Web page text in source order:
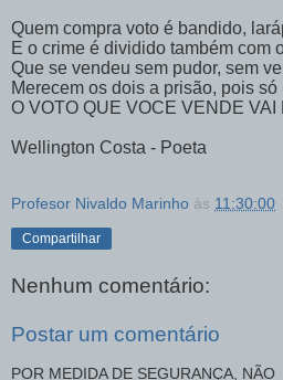
Quem compra voto é bandido,
E o crime é dividido também com
Que se vendeu sem pudor, sem
Merecem os dois a prisão, pois
O VOTO QUE VOCE VENDE
Wellington Costa - Poeta
Profesor Nivaldo Marinho às 11:30:00
Compartilhar
Nenhum comentário:
Postar um comentário
POR MEDIDA DE SEGURANÇA, NÃO